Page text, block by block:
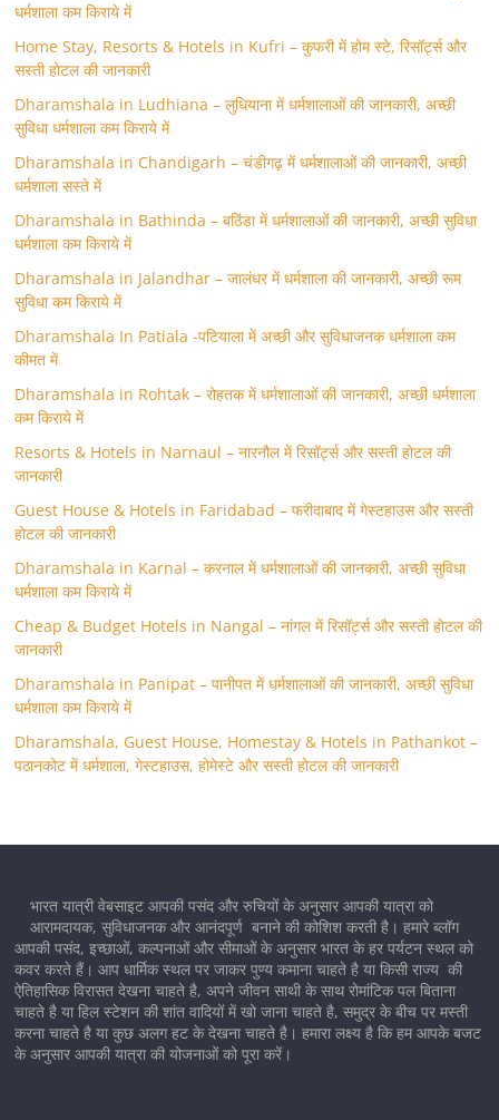
धर्मशाला कम किराये में
Home Stay, Resorts & Hotels in Kufri – कुफरी में होम स्‍टे, रिसॉर्ट्स और
सस्ती होटल की जानकारी
Dharamshala in Ludhiana – लुधियाना में धर्मशालाओं की जानकारी, अच्छी
सुविधा धर्मशाला कम किराये में
Dharamshala in Chandigarh – चंडीगढ़ में धर्मशालाओं की जानकारी, अच्छी
धर्मशाला सस्ते में
Dharamshala in Bathinda – बठिंडा में धर्मशालाओं की जानकारी, अच्छी सुविधा
धर्मशाला कम किराये में
Dharamshala in Jalandhar – जालंधर में धर्मशाला की जानकारी, अच्छी रूम
सुविधा कम किराये में
Dharamshala In Patiala -पटियाला में अच्छी और सुविधाजनक धर्मशाला कम
कीमत में
Dharamshala in Rohtak – रोहतक में धर्मशालाओं की जानकारी, अच्छी धर्मशाला
कम किराये में
Resorts & Hotels in Narnaul – नारनौल में रिसॉर्ट्स और सस्ती होटल की
जानकारी
Guest House & Hotels in Faridabad – फरीदाबाद में गेस्टहाउस और सस्ती
होटल की जानकारी
Dharamshala in Karnal – करनाल में धर्मशालाओं की जानकारी, अच्छी सुविधा
धर्मशाला कम किराये में
Cheap & Budget Hotels in Nangal – नांगल में रिसॉर्ट्स और सस्ती होटल की
जानकारी
Dharamshala in Panipat – पानीपत में धर्मशालाओं की जानकारी, अच्छी सुविधा
धर्मशाला कम किराये में
Dharamshala, Guest House, Homestay & Hotels in Pathankot –
पठानकोट में धर्मशाला, गेस्टहाउस, होमेस्टे और सस्ती होटल की जानकारी
भारत यात्री वेबसाइट आपकी पसंद और रुचियों के अनुसार आपकी यात्रा को
आरामदायक, सुविधाजनक और आनंदपूर्ण बनाने की कोशिश करती है। हमारे ब्लॉग
आपकी पसंद, इच्छाओं, कल्पनाओं और सीमाओं के अनुसार भारत के हर पर्यटन स्थल को
कवर करते हैं। आप धार्मिक स्थल पर जाकर पुण्य कमाना चाहते है या किसी राज्य की
ऐतिहासिक विरासत देखना चाहते है, अपने जीवन साथी के साथ रोमांटिक पल बिताना
चाहते है या हिल स्टेशन की शांत वादियों में खो जाना चाहते है, समुद्र के बीच पर मस्ती
करना चाहते है या कुछ अलग हट के देखना चाहते है। हमारा लक्ष्य है कि हम आपके बजट
के अनुसार आपकी यात्रा की योजनाओं को पूरा करें।